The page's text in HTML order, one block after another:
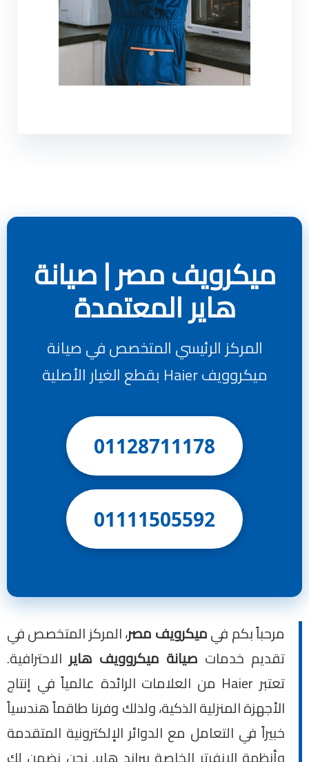
ميكرويف مصر | صيانة
هاير المعتمدة
المركز الرئيسي المتخصص في صيانة
ميكروويف Haier بقطع الغيار الأصلية
01128711178
01111505592
مرحباً بكم فيميكرويف مصر، المركز المتخصص في
تقديم خدمات صيانة ميكروويف هايرالاحترافية.
تعتبر Haier من العلامات الرائدة عالمياً في إنتاج
الأجهزة المنزلية الذكية، ولذلك وفرنا طاقماً هندسياً
خبيراً في التعامل مع الدوائر الإلكترونية المتقدمة